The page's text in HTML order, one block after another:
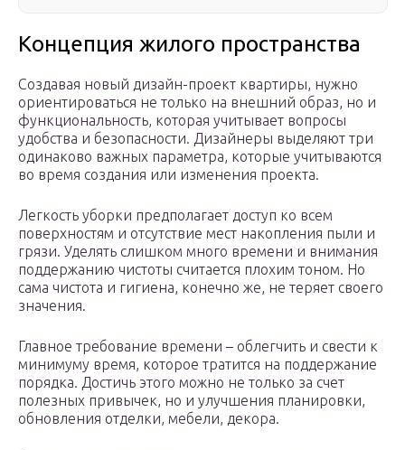
Концепция жилого пространства
Создавая новый дизайн-проект квартиры, нужно
ориентироваться не только на внешний образ, но и
функциональность, которая учитывает вопросы
удобства и безопасности. Дизайнеры выделяют три
одинаково важных параметра, которые учитываются
во время создания или изменения проекта.
Легкость уборки предполагает доступ ко всем
поверхностям и отсутствие мест накопления пыли и
грязи. Уделять слишком много времени и внимания
поддержанию чистоты считается плохим тоном. Но
сама чистота и гигиена, конечно же, не теряет своего
значения.
Главное требование времени – облегчить и свести к
минимуму время, которое тратится на поддержание
порядка. Достичь этого можно не только за счет
полезных привычек, но и улучшения планировки,
обновления отделки, мебели, декора.